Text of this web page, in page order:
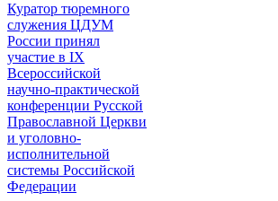
Куратор тюремного
служения ЦДУМ
России принял
участие в IX
Всероссийской
научно-практической
конференции Русской
Православной Церкви
и уголовно-
исполнительной
системы Российской
Федерации